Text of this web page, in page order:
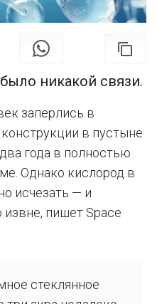
никакой связи.
заперлись в
в пустыне
года в полностью
Однако кислород в
исчезать — и
извне, пишет Space
стеклянное